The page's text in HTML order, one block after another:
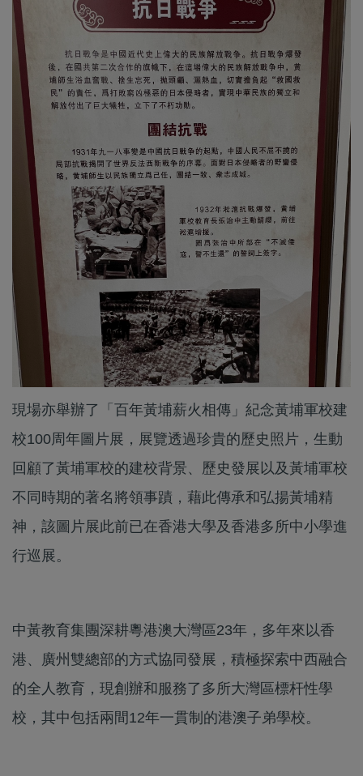
現場亦舉辦了「百年黃埔薪火相傳」紀念黃埔軍校建
校100周年圖片展，展覽透過珍貴的歷史照片，生動
回顧了黃埔軍校的建校背景、歷史發展以及黃埔軍校
不同時期的著名將領事蹟，藉此傳承和弘揚黃埔精
神，該圖片展此前已在香港大學及香港多所中小學進
行巡展。
中黃教育集團深耕粵港澳大灣區23年，多年來以香
港、廣州雙總部的方式協同發展，積極探索中西融合
的全人教育，現創辦和服務了多所大灣區標杆性學
校，其中包括兩間12年一貫制的港澳子弟學校。